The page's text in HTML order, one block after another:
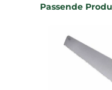
Produktgalerie
Passende